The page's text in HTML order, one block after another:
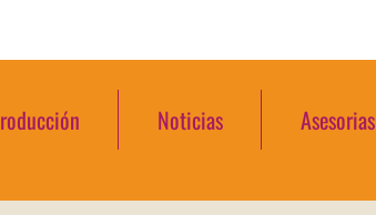
Noticias Asesorias